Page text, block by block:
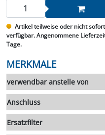
Artikel teilweise oder nicht sofort
verfügbar. Angenommene
Tage.
MERKMALE
verwendbar anstelle von
Anschluss
Ersatzfilter